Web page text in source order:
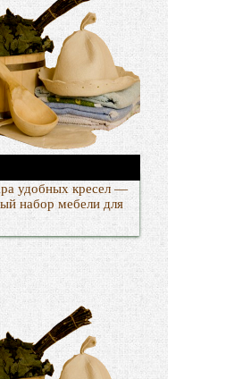
удобных кресел —
набор мебели для